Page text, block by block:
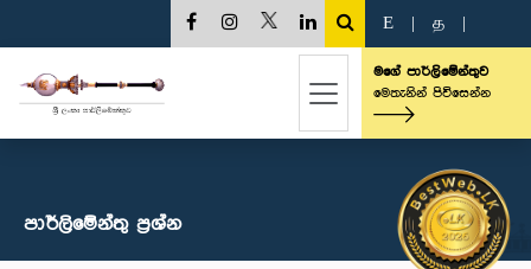
E த
මගේ පාර්ලිමේන්තුව
මෙතැනින් පිවිසෙන්න
පාර්ලි‌මේන්තු‌ ප්‍රශ්න